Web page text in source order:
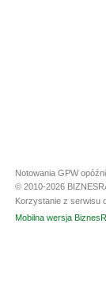
Notowania GPW
© 2010-2026
Korzystanie z serwisu
Mobilna wersja